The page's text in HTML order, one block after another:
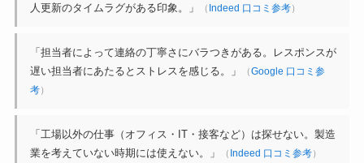
人更新のタイムラグがある印象。」
（ Indeed 口コミ参考）
「担当者によって連絡の丁寧さにバラつきがある。レスポンスが
遅い担当者にあたるとストレスを感じる。」
（Google 口コミ参
考）
「工場以外の仕事（オフィス・IT・接客など）は探せない。製造
業を考えていない時期には使えない。」
（ Indeed 口コミ参考）